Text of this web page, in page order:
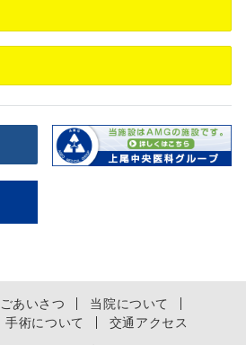
ごあいさつ
当院について
手術について 交通アクセス